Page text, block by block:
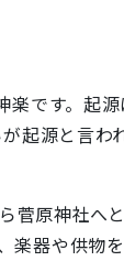
です。起
起源と言わ
原神社へ
器や供物を